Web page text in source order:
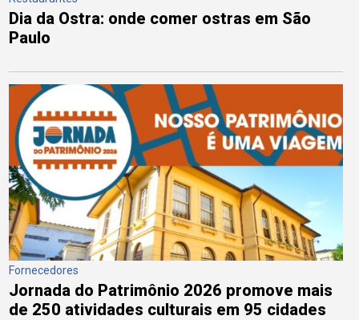
Dia da Ostra: onde comer ostras em São
Paulo
Fornecedores
Jornada do Patrimônio 2026 promove mais
de 250 atividades culturais em 95 cidades